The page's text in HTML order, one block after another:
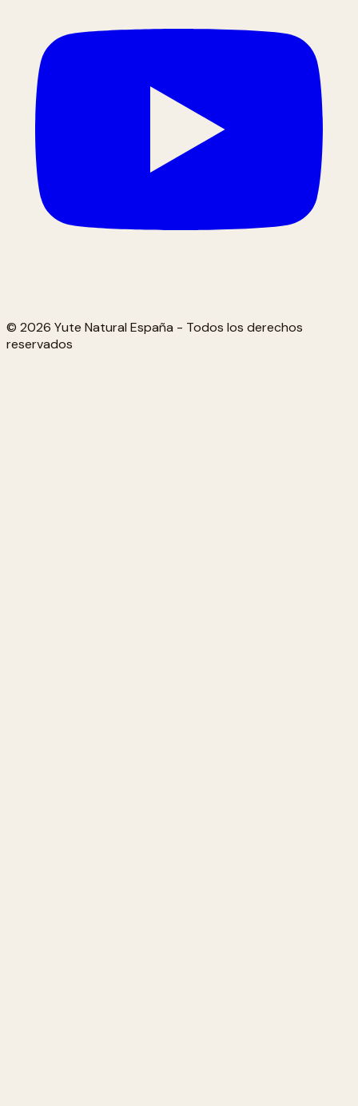
© 2026 Yute Natural España - Todos los derechos
reservados